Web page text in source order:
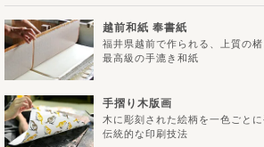
手摺り木版画
木に彫刻された絵柄を一色ごと
伝統的な印刷技法
越前和紙 奉書紙
福井県越前で作られる、上質の
最高級の手漉き和紙